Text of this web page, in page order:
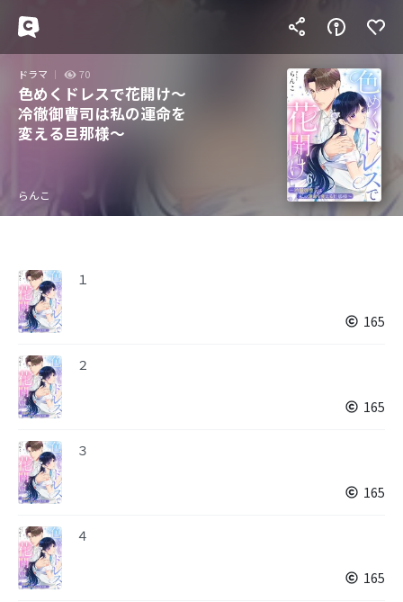
ドラマ 70
色めくドレスで花開け～
冷徹御曹司は私の運命を
変える旦那様～
らんこ
１
165
２
165
３
165
４
165